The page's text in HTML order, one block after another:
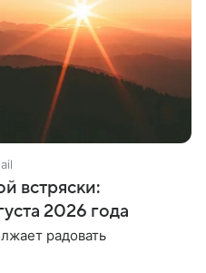
встряски:
2026 года
радовать